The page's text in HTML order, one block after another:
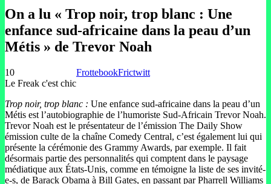
On a lu « Trop noir, trop blanc : Une
enfance sud-africaine dans la peau d’un
Métis » de Trevor Noah
10
Le Freak c'est chic
FrottebookFrictwitt
Trop noir, trop blanc : Une enfance sud-africaine dans la peau d’un
Métis est l’autobiographie de l’humoriste Sud-Africain Trevor Noah.
Trevor Noah est le présentateur de l’émission The Daily Show
émission culte de la chaîne Comedy Central, c’est également lui qui
présente la cérémonie des Grammy Awards, par exemple. Il fait
désormais partie des personnalités qui comptent dans le paysage
médiatique aux États-Unis, comme en témoigne la liste de ses invité-
e-s, de Barack Obama à Bill Gates, en passant par Pharrell Williams